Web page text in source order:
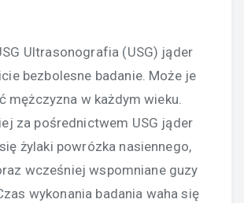
Ultrasonografia (USG) jąder
bezbolesne badanie. Może je
mężczyzna w każdym wieku.
za pośrednictwem USG jąder
żylaki powrózka nasiennego,
wcześniej wspomniane guzy
wykonania badania waha się